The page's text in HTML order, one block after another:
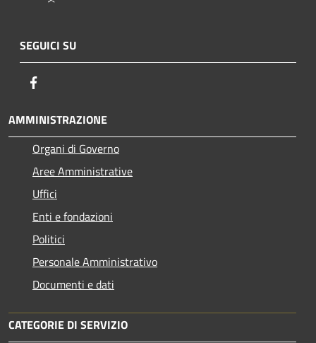
SEGUICI SU
AMMINISTRAZIONE
Organi di Governo
Aree Amministrative
Uffici
Enti e fondazioni
Politici
Personale Amministrativo
Documenti e dati
CATEGORIE DI SERVIZIO